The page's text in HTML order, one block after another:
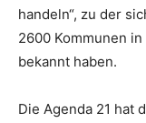
handeln“, zu der
2600 Kommunen
bekannt haben.
Die Agenda 21 hat